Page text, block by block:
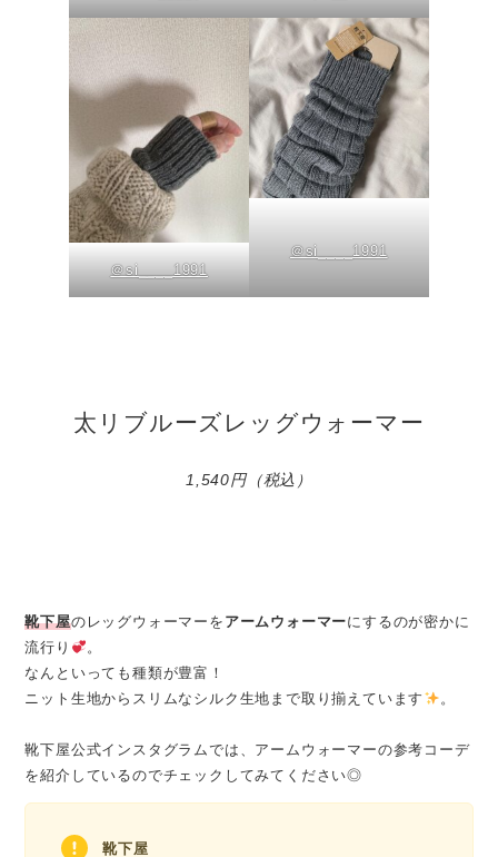
＠si____1991
＠si____1991
太リブルーズレッグウォーマー
1,540円（税込）
靴下屋のレッグウォーマーを アームウォーマーにするのが密かに
流行り
。
なんといっても種類が豊富！
ニット生地からスリムなシルク生地まで取り揃えています
。
靴下屋公式インスタグラムでは、アームウォーマーの参考コーデ
を紹介しているのでチェックしてみてください◎
靴下屋